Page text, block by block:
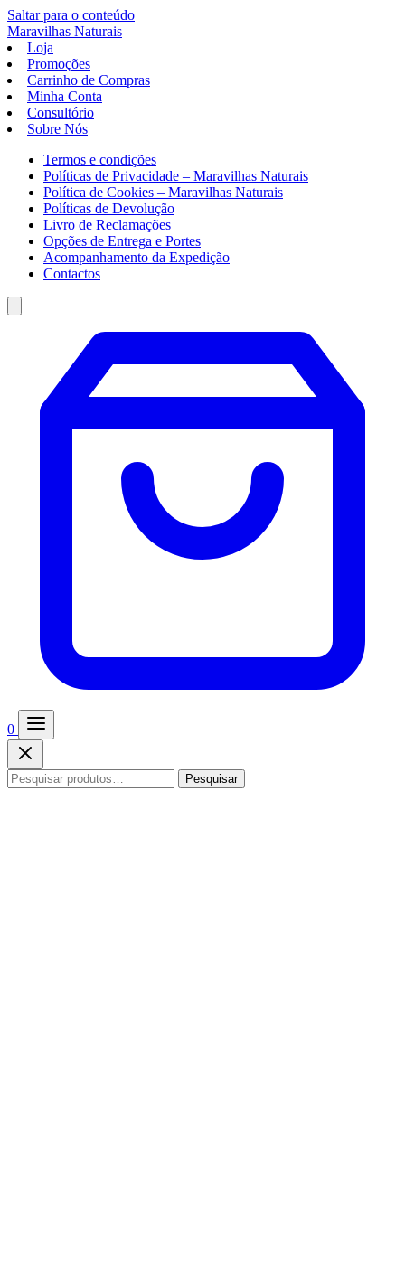
Saltar para o conteúdo
Maravilhas Naturais
Loja
Promoções
Carrinho de Compras
Minha Conta
Consultório
Sobre Nós
Termos e condições
Políticas de Privacidade – Maravilhas Naturais
Política de Cookies – Maravilhas Naturais
Políticas de Devolução
Livro de Reclamações
Opções de Entrega e Portes
Acompanhamento da Expedição
Contactos
0
Pesquisar